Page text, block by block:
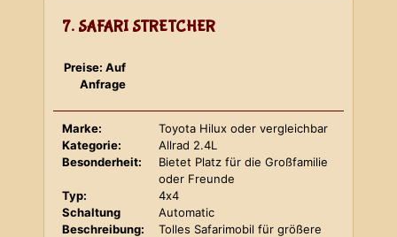
7. SAFARI STRETCHER
Preise: Auf
Anfrage
Marke:
Toyota Hilux oder vergleichbar
Kategorie:
Allrad 2.4L
Besonderheit:
Bietet Platz für die Großfamilie
oder Freunde
Typ:
4x4
Schaltung
Automatic
Beschreibung:
Tolles Safarimobil für größere